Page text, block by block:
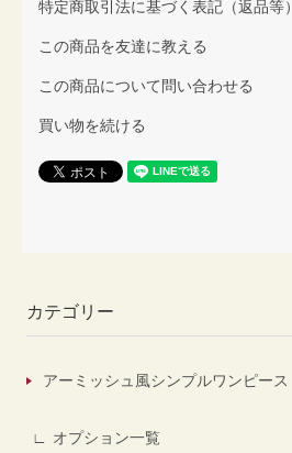
特定商取引法に基づく表記（返品等）
この商品を友達に教える
この商品について問い合わせる
買い物を続ける
カテゴリー
アーミッシュ風シンプルワンピース
オプション一覧